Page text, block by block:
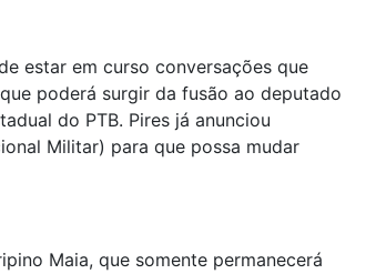
estar em curso conversações que
poderá surgir da fusão ao deputado
do PTB. Pires já anunciou
Militar) para que possa mudar
Maia, que somente permanecerá